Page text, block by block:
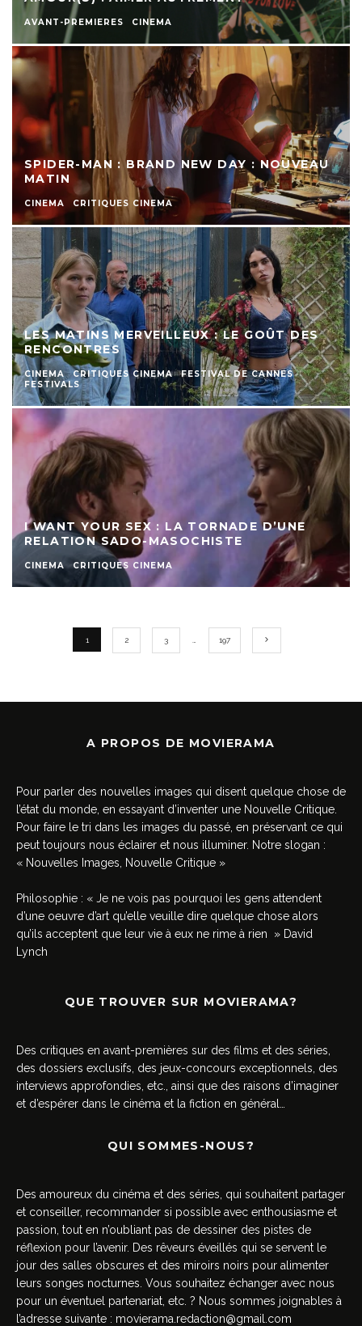
AVANT-PREMIERES CINEMA
SPIDER-MAN : BRAND NEW DAY : NOUVEAU
MATIN
CINEMA CRITIQUES CINEMA
LES MATINS MERVEILLEUX : LE GOÛT DES
RENCONTRES
CINEMA CRITIQUES CINEMA
FESTIVAL DE CANNES
FESTIVALS
I WANT YOUR SEX : LA TORNADE D’UNE
RELATION SADO-MASOCHISTE
CINEMA CRITIQUES CINEMA
1 2 3 197
A PROPOS DE MOVIERAMA
Pour parler des nouvelles images qui disent quelque chose de
l’état du monde, en essayant d’inventer une Nouvelle Critique.
Pour faire le tri dans les images du passé, en préservant ce qui
peut toujours nous éclairer et nous illuminer. Notre slogan :
« Nouvelles Images, Nouvelle Critique »
Philosophie : « Je ne vois pas pourquoi les gens attendent
d’une oeuvre d’art qu’elle veuille dire quelque chose alors
qu’ils acceptent que leur vie à eux ne rime à rien » David
Lynch
QUE TROUVER SUR MOVIERAMA?
Des critiques en avant-premières sur des films et des séries,
des dossiers exclusifs, des jeux-concours exceptionnels, des
interviews approfondies, etc., ainsi que des raisons d’imaginer
et d’espérer dans le cinéma et la fiction en général…
QUI SOMMES-NOUS?
Des amoureux du cinéma et des séries, qui souhaitent partager
et conseiller, recommander si possible avec enthousiasme et
passion, tout en n’oubliant pas de dessiner des pistes de
réflexion pour l’avenir. Des rêveurs éveillés qui se servent le
jour des salles obscures et des miroirs noirs pour alimenter
leurs songes nocturnes. Vous souhaitez échanger avec nous
pour un éventuel partenariat, etc. ? Nous sommes joignables à
l’adresse suivante : movierama.redaction@gmail.com